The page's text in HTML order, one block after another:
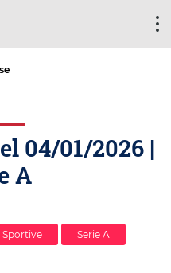
04/01/2026 |
A
Sportive Serie A